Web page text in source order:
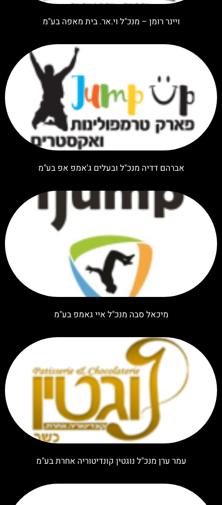
ויינר רומן – מנכ"ל וי.אר. בית מאפה בע"מ
אברהם דדיה מנכ"ל ובעלים ג'אמפ אפ בע"מ
מיכאל סבה מנכ"ל איי גאמפ בע"מ
עמר ערן מנכ"ל נוגטין קונדיטוריה אחרת בע"מ